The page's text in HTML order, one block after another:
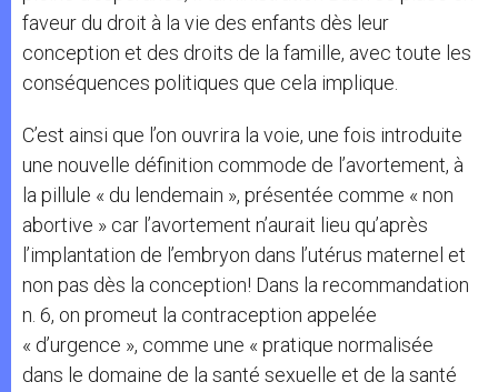
faveur du droit à la vie des enfants dès leur
conception et des droits de la famille, avec toute les
conséquences politiques que cela implique.
C’est ainsi que l’on ouvrira la voie, une fois introduite
une nouvelle définition commode de l’avortement, à
la pillule « du lendemain », présentée comme « non
abortive » car l’avortement n’aurait lieu qu’après
l’implantation de l’embryon dans l’utérus maternel et
non pas dès la conception! Dans la recommandation
n. 6, on promeut la contraception appelée
« d’urgence », comme une « pratique normalisée
dans le domaine de la santé sexuelle et de la santé